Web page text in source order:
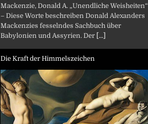
Mackenzie, Donald A. „Unendliche Weisheiten“
– Diese Worte beschreiben Donald Alexanders
Mackenzies fesselndes Sachbuch über
Babylonien und Assyrien. Der [...]
Die Kraft der Himmelszeichen